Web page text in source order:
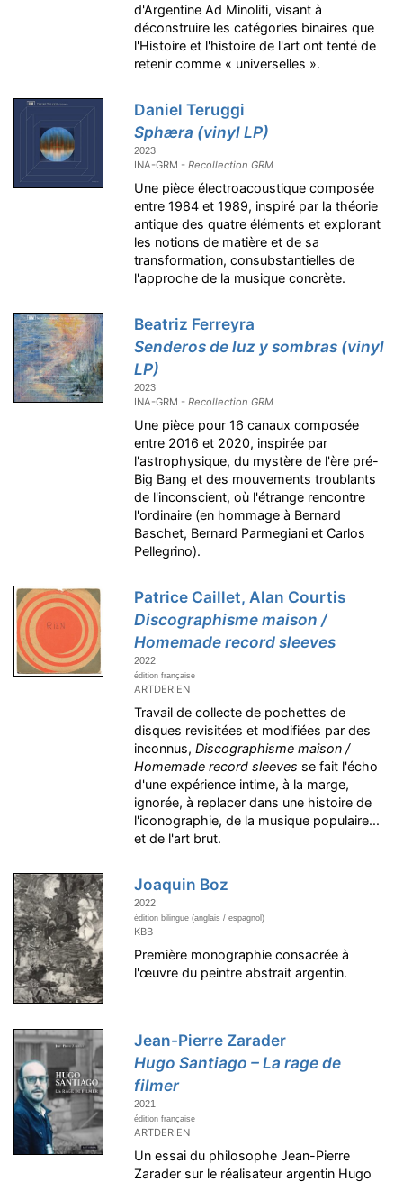
d'Argentine Ad Minoliti, visant à
déconstruire les catégories binaires que
l'Histoire et l'histoire de l'art ont tenté de
retenir comme « universelles ».
Daniel Teruggi
Sphæra (vinyl LP)
2023
INA-GRM -Recollection GRM
Une pièce électroacoustique composée
entre 1984 et 1989, inspiré par la théorie
antique des quatre éléments et explorant
les notions de matière et de sa
transformation, consubstantielles de
l'approche de la musique concrète.
Beatriz Ferreyra
Senderos de luz y sombras (vinyl
LP)
2023
INA-GRM -Recollection GRM
Une pièce pour 16 canaux composée
entre 2016 et 2020, inspirée par
l'astrophysique, du mystère de l'ère pré-
Big Bang et des mouvements troublants
de l'inconscient, où l'étrange rencontre
l'ordinaire (en hommage à Bernard
Baschet, Bernard Parmegiani et Carlos
Pellegrino).
Patrice Caillet, Alan Courtis
Discographisme maison /
Homemade record sleeves
2022
édition française
ARTDERIEN
Travail de collecte de pochettes de
disques revisitées et modifiées par des
inconnus,Discographisme maison /
Homemade record sleeves se fait l'écho
d'une expérience intime, à la marge,
ignorée, à replacer dans une histoire de
l'iconographie, de la musique populaire...
et de l'art brut.
Joaquin Boz
2022
édition bilingue (anglais / espagnol)
KBB
Première monographie consacrée à
l'œuvre du peintre abstrait argentin.
Jean-Pierre Zarader
Hugo Santiago – La rage de
filmer
2021
édition française
ARTDERIEN
Un essai du philosophe Jean-Pierre
Zarader sur le réalisateur argentin Hugo